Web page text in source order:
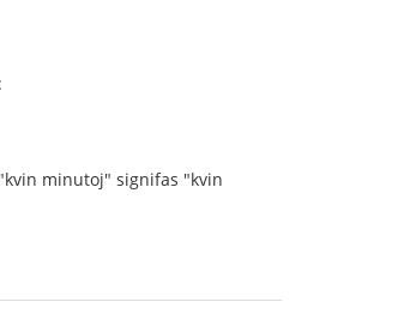
minutoj" signifas "kvin